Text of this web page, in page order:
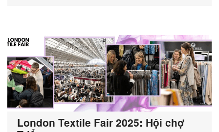
London Textile Fair 2025: Hội chợ